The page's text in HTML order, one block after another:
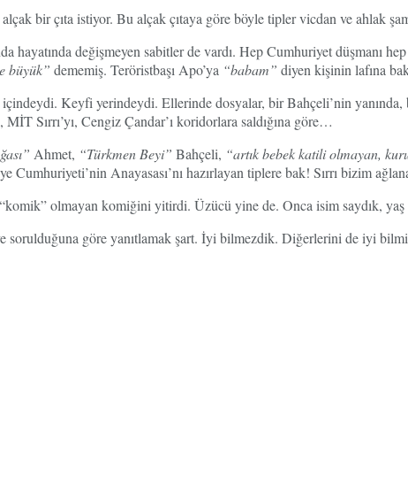
bir çıta istiyor. Bu alçak çıtaya göre böyle tipler vicdan ve ahlak
hayatında değişmeyen sabitler de vardı. Hep Cumhuriyet düşmanı
büyük” dememiş. Teröristbaşı Apo’ya “babam” diyen kişinin lafına
Keyfi yerindeydi. Ellerinde dosyalar, bir Bahçeli’nin
MİT Sırrı’yı, Cengiz Çandar’ı koridorlara saldığına göre…
Ahmet, “Türkmen Beyi” Bahçeli, “artık bebek katili olmayan,
Cumhuriyeti’nin Anayasası’nı hazırlayan tiplere bak! Sırrı bizim
olmayan komiğini yitirdi. Üzücü yine de. Onca isim saydık, yaş
sorulduğuna göre yanıtlamak şart. İyi bilmezdik. Diğerlerini de iyi